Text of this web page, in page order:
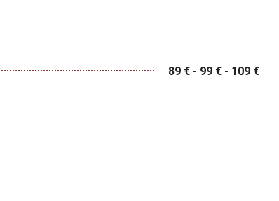
89 € - 99 € - 109 €